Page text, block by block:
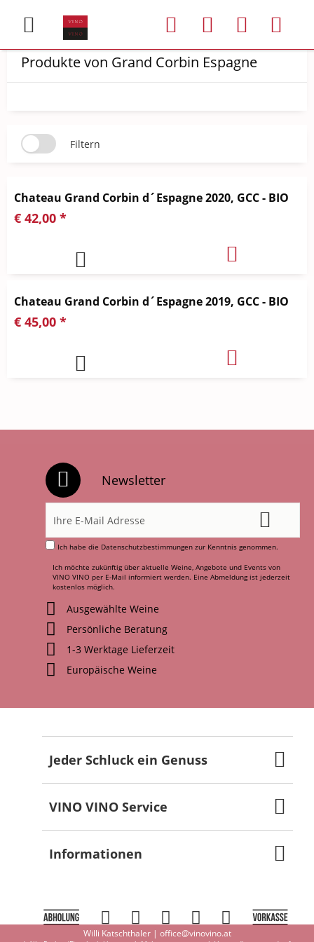
Produkte von Grand Corbin Espagne
Filtern
Chateau Grand Corbin d´Espagne 2020, GCC - BIO
€ 42,00 *
Chateau Grand Corbin d´Espagne 2019, GCC - BIO
€ 45,00 *
Newsletter
Ich habe die Datenschutzbestimmungen zur Kenntnis genommen.
Ich möchte zukünftig über aktuelle Weine, Angebote und Events von
VINO VINO per E-Mail informiert werden. Eine Abmeldung ist jederzeit
kostenlos möglich.
Ausgewählte Weine
Persönliche Beratung
1-3 Werktage Lieferzeit
Europäische Weine
Jeder Schluck ein Genuss
VINO VINO Service
Informationen
Willi Katschthaler | office@vinovino.at